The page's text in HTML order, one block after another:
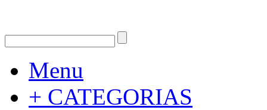
Menu
+ CATEGORIAS